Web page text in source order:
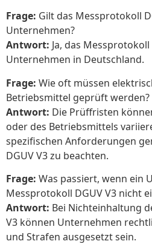
Frage: Gilt das Messprotokoll
Unternehmen?
Antwort: Ja, das
Unternehmen in Deutschland.
Frage: Wie oft müssen
Betriebsmittel geprüft werden?
Antwort: Die Prüffristen
oder des Betriebsmittels
spezifischen Anforderungen
DGUV V3 zu beachten.
Frage: Was passiert, wenn ein
Messprotokoll DGUV V3 nicht
Antwort: Bei Nichteinhaltung
V3 können Unternehmen
und Strafen ausgesetzt sein.